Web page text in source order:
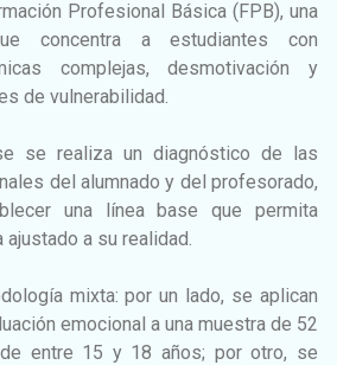
Profesional Básica (FPB), una
concentra a estudiantes con
complejas, desmotivación y
de vulnerabilidad.
se realiza un diagnóstico de las
del alumnado y del profesorado,
una línea base que permita
a su realidad.
mixta: por un lado, se aplican
emocional a una muestra de 52
entre 15 y 18 años; por otro, se